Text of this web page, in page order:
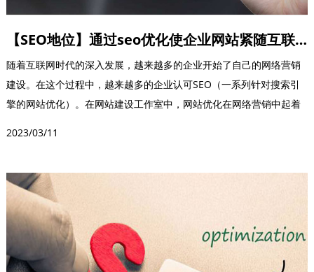
【SEO地位】通过seo优化使企业网站紧随互联网营销潮流
随着互联网时代的深入发展，越来越多的企业开始了自己的网络营销
建设。在这个过程中，越来越多的企业认可SEO（一系列针对搜索引
擎的网站优化）。在网站建设工作室中，网站优化在网络营销中起着
2023/03/11